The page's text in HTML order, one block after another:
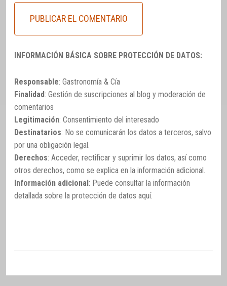
INFORMACIÓN BÁSICA SOBRE PROTECCIÓN DE DATOS:
Responsable: Gastronomía & Cía
Finalidad: Gestión de suscripciones al blog y moderación de
comentarios
Legitimación: Consentimiento del interesado
Destinatarios: No se comunicarán los datos a terceros, salvo
por una obligación legal.
Derechos: Acceder, rectificar y suprimir los datos, así como
otros derechos, como se explica en la información adicional.
Información adicional : Puede consultar la información
detallada sobre la protección de datos aquí.